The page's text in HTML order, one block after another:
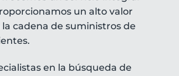
un alto valor
cadena de suministros de
en la búsqueda de